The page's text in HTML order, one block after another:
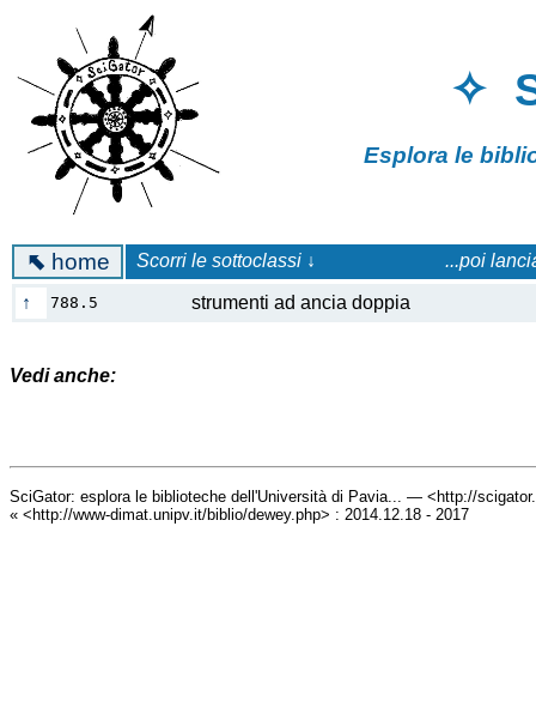
✧
Esplora le
⬉ home Scorri le sottoclassi ↓ ...poi
↑ 788.5 strumenti ad ancia doppia
Vedi anche:
SciGator: esplora le biblioteche dell'Università di Pavia... — <http://
« <http://www-dimat.unipv.it/biblio/dewey.php> : 2014.12.18 - 2017